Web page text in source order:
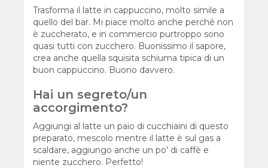
Trasforma il latte in cappuccino, molto simile a
quello del bar. Mi piace molto anche perché non
è zuccherato, e in commercio purtroppo sono
quasi tutti con zucchero. Buonissimo il sapore,
crea anche quella squisita schiuma tipica di un
buon cappuccino. Buono davvero.
Hai un segreto/un
accorgimento?
Aggiungi al latte un paio di cucchiaini di questo
preparato, mescolo mentre il latte è sul gas a
scaldare, aggiungo anche un po' di caffè e
niente zucchero. Perfetto!